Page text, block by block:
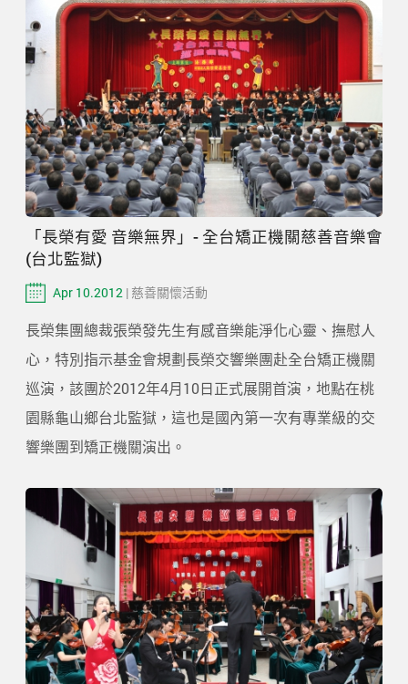
「長榮有愛 音樂無界」- 全台矯正機關慈善音樂會
(台北監獄)
Apr 10.2012 | 慈善關懷活動
長榮集團總裁張榮發先生有感音樂能淨化心靈、撫慰人
心，特別指示基金會規劃長榮交響樂團赴全台矯正機關
巡演，該團於2012年4月10日正式展開首演，地點在桃
園縣龜山鄉台北監獄，這也是國內第一次有專業級的交
響樂團到矯正機關演出。